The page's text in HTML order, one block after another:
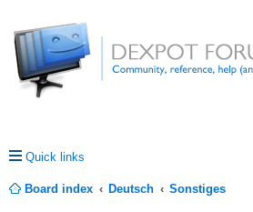
Quick links
Board index Deutsch
Sonstiges